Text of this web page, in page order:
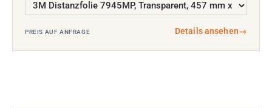
PREIS AUF ANFRAGE Details ansehen→